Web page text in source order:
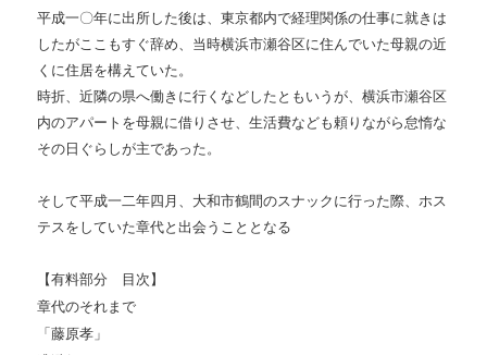
平成一〇年に出所した後は、東京都内で経理関係の仕事に就きは
したがここもすぐ辞め、当時横浜市瀬谷区に住んでいた母親の近
くに住居を構えていた。
時折、近隣の県へ働きに行くなどしたともいうが、横浜市瀬谷区
内のアパートを母親に借りさせ、生活費なども頼りながら怠惰な
その日ぐらしが主であった。
そして平成一二年四月、大和市鶴間のスナックに行った際、ホス
テスをしていた章代と出会うこととなる
【有料部分 目次】
章代のそれまで
「藤原孝」